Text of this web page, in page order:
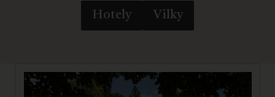
Hotely Vilky